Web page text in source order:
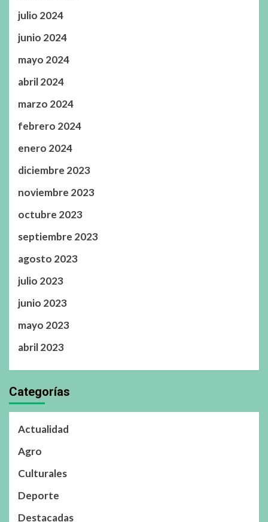
julio 2024
junio 2024
mayo 2024
abril 2024
marzo 2024
febrero 2024
enero 2024
diciembre 2023
noviembre 2023
octubre 2023
septiembre 2023
agosto 2023
julio 2023
junio 2023
mayo 2023
abril 2023
Categorías
Actualidad
Agro
Culturales
Deporte
Destacadas